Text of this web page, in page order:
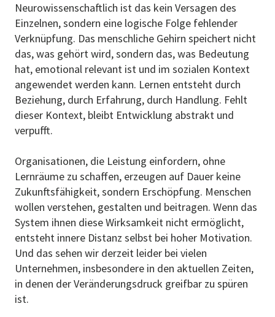
Neurowissenschaftlich ist das kein Versagen des
Einzelnen, sondern eine logische Folge fehlender
Verknüpfung. Das menschliche Gehirn speichert nicht
das, was gehört wird, sondern das, was Bedeutung
hat, emotional relevant ist und im sozialen Kontext
angewendet werden kann. Lernen entsteht durch
Beziehung, durch Erfahrung, durch Handlung. Fehlt
dieser Kontext, bleibt Entwicklung abstrakt und
verpufft.
Organisationen, die Leistung einfordern, ohne
Lernräume zu schaffen, erzeugen auf Dauer keine
Zukunftsfähigkeit, sondern Erschöpfung. Menschen
wollen verstehen, gestalten und beitragen. Wenn das
System ihnen diese Wirksamkeit nicht ermöglicht,
entsteht innere Distanz selbst bei hoher Motivation.
Und das sehen wir derzeit leider bei vielen
Unternehmen, insbesondere in den aktuellen Zeiten,
in denen der Veränderungsdruck greifbar zu spüren
ist.